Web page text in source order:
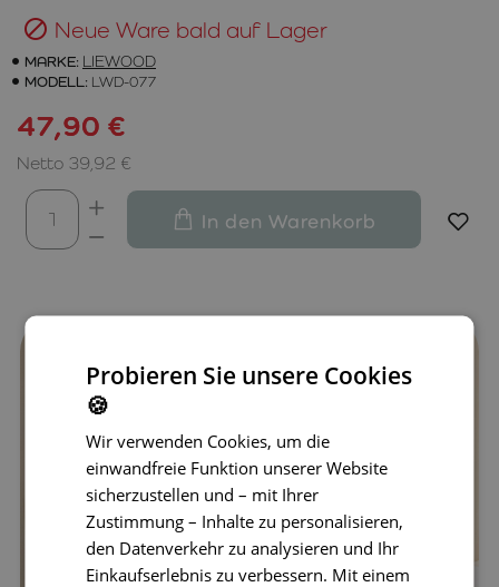
Neue Ware bald auf Lager
MARKE: LIEWOOD
MODELL: LWD-077
47,90 €
Netto 39,92 €
In den Warenkorb
Probieren Sie unsere Cookies
🍪
Wir verwenden Cookies, um die
einwandfreie Funktion unserer Website
sicherzustellen und – mit Ihrer
Zustimmung – Inhalte zu personalisieren,
den Datenverkehr zu analysieren und Ihr
Einkaufserlebnis zu verbessern. Mit einem